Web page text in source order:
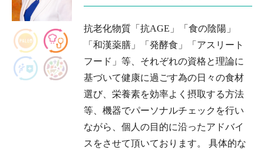
抗老化物質「抗AGE」「食の陰陽」
「和漢薬膳」「発酵食」「アスリート
フード」等、それぞれの資格と理論に
基づいて健康に過ごす為の日々の食材
選び、栄養素を効率よく摂取する方法
等、機器でパーソナルチェックを行い
ながら、個人の目的に沿ったアドバイ
スをさせて頂いております。 具体的な